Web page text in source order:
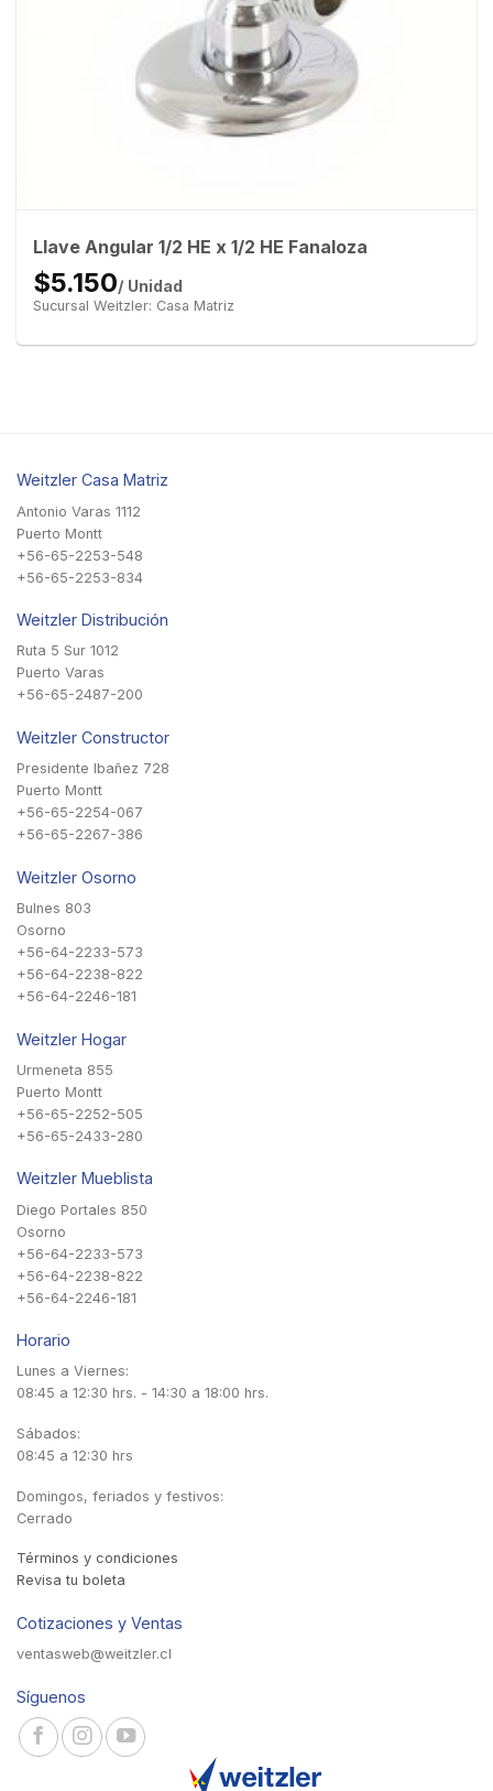
Llave Angular 1/2 HE x 1/2 HE Fanaloza
$5.150/ Unidad
Sucursal Weitzler: Casa Matriz
Weitzler Casa Matriz
Antonio Varas 1112
Puerto Montt
+56-65-2253-548
+56-65-2253-834
Weitzler Distribución
Ruta 5 Sur 1012
Puerto Varas
+56-65-2487-200
Weitzler Constructor
Presidente Ibañez 728
Puerto Montt
+56-65-2254-067
+56-65-2267-386
Weitzler Osorno
Bulnes 803
Osorno
+56-64-2233-573
+56-64-2238-822
+56-64-2246-181
Weitzler Hogar
Urmeneta 855
Puerto Montt
+56-65-2252-505
+56-65-2433-280
Weitzler Mueblista
Diego Portales 850
Osorno
+56-64-2233-573
+56-64-2238-822
+56-64-2246-181
Horario
Lunes a Viernes:
08:45 a 12:30 hrs. - 14:30 a 18:00 hrs.
Sábados:
08:45 a 12:30 hrs
Domingos, feriados y festivos:
Cerrado
Términos y condiciones
Revisa tu boleta
Cotizaciones y Ventas
ventasweb@weitzler.cl
Síguenos